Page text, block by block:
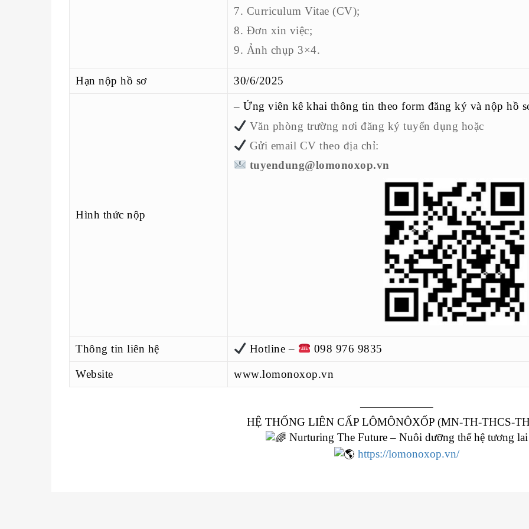
7. Curriculum Vitae (CV);
8. Đơn xin việc;
9. Ảnh chụp 3×4.
Hạn nộp hồ sơ 30/6/2025
Hình thức nộp
– Ứng viên kê khai thông tin theo form đăng ký và nộp hồ
Văn phòng trường nơi đăng ký tuyển dụng hoặc
Gửi email CV theo địa chỉ:
tuyendung@lomonoxop.vn
Thông tin liên hệ Hotline – 098 976 9835
Website www.lomonoxop.vn
——————–
HỆ THỐNG LIÊN CẤP LÔMÔNÔXỐP (MN-TH-THCS-
Nurturing The Future – Nuôi dưỡng thế hệ tương lai
https://lomonoxop.vn/